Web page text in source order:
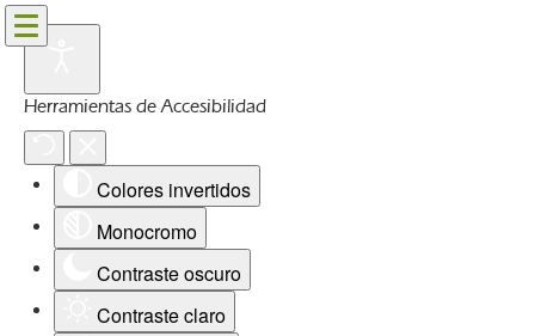
Herramientas de Accesibilidad
Colores invertidos
Monocromo
Contraste oscuro
Contraste claro